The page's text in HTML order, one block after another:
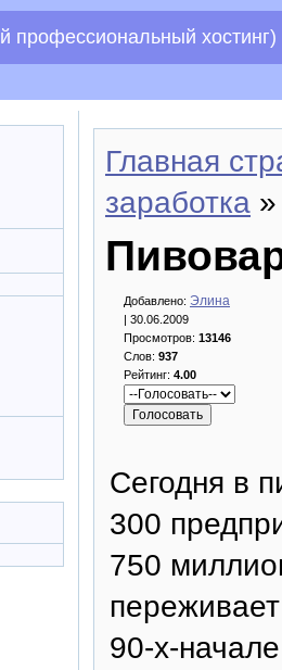
профессиональный хостинг)
Главная
заработка
Добавлено: Элина
| 30.06.2009
Просмотров: 13146
Слов: 937
Рейтинг: 4.00
Сегодня в
300
750
90-х-